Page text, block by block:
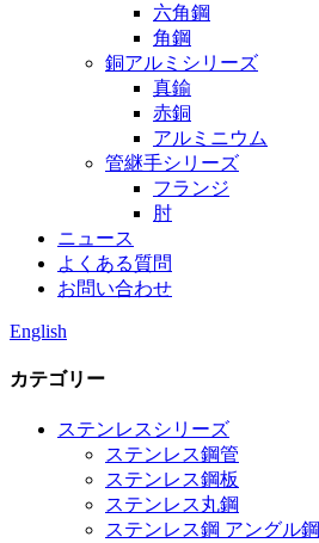
六角鋼
角鋼
銅アルミシリーズ
真鍮
赤銅
アルミニウム
管継手シリーズ
フランジ
肘
ニュース
よくある質問
お問い合わせ
English
カテゴリー
ステンレスシリーズ
ステンレス鋼管
ステンレス鋼板
ステンレス丸鋼
ステンレス鋼 アングル鋼